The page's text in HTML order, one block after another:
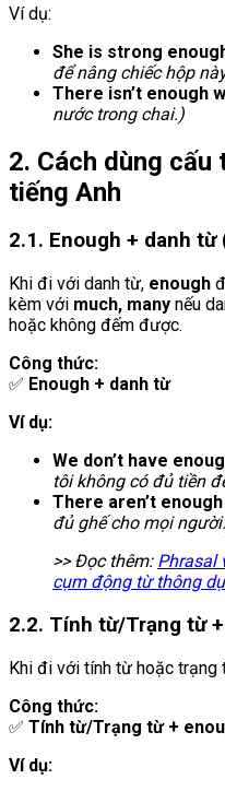
Ví dụ:
She is strong
để nâng chiếc hộp
There isn’t enough
nước trong chai.)
2. Cách dùng
tiếng Anh
2.1. Enough + danh từ
Khi đi với danh từ, enough
kèm với much, many nếu
hoặc không đếm được.
Công thức:
✅ Enough + danh từ
Ví dụ:
We don’t have
tôi không có đủ tiền
There aren’t
đủ ghế cho mọi
>> Đọc thêm: Phrasal
cụm động từ thông
2.2. Tính từ/Trạng từ
Khi đi với tính từ hoặc trạng
Công thức:
✅ Tính từ/Trạng từ +
Ví dụ: